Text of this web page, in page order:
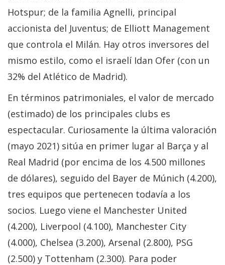
Hotspur; de la familia Agnelli, principal
accionista del Juventus; de Elliott Management
que controla el Milán. Hay otros inversores del
mismo estilo, como el israelí Idan Ofer (con un
32% del Atlético de Madrid).
En términos patrimoniales, el valor de mercado
(estimado) de los principales clubs es
espectacular. Curiosamente la última valoración
(mayo 2021) sitúa en primer lugar al Barça y al
Real Madrid (por encima de los 4.500 millones
de dólares), seguido del Bayer de Múnich (4.200),
tres equipos que pertenecen todavía a los
socios. Luego viene el Manchester United
(4.200), Liverpool (4.100), Manchester City
(4.000), Chelsea (3.200), Arsenal (2.800), PSG
(2.500) y Tottenham (2.300). Para poder